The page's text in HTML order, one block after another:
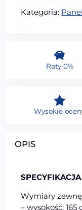
OPIS
Wymiary
– wysokość: 165
Kategoria:
Raty 0%
Wysokie